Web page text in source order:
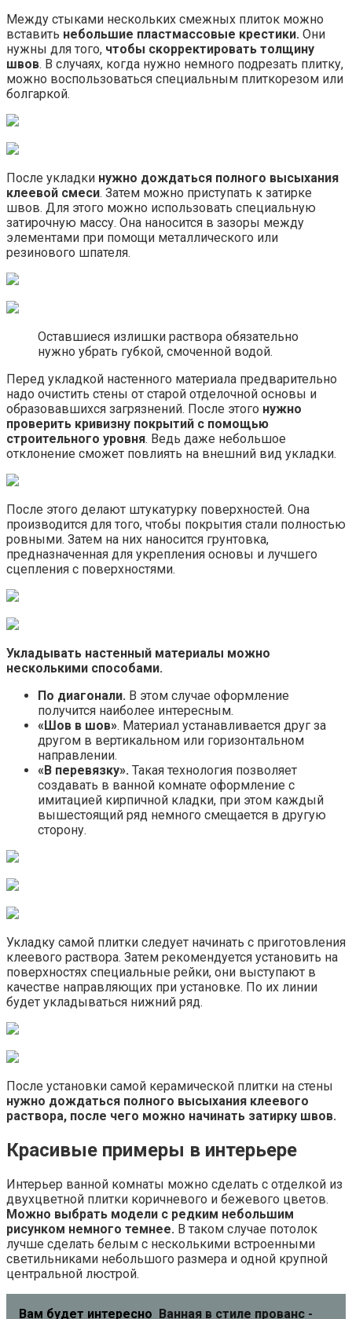
Между стыками нескольких смежных плиток можно
вставить небольшие пластмассовые крестики. Они
нужны для того, чтобы скорректировать толщину
швов. В случаях, когда нужно немного подрезать плитку,
можно воспользоваться специальным плиткорезом или
болгаркой.
После укладки нужно дождаться полного высыхания
клеевой смеси. Затем можно приступать к затирке
швов. Для этого можно использовать специальную
затирочную массу. Она наносится в зазоры между
элементами при помощи металлического или
резинового шпателя.
Оставшиеся излишки раствора обязательно
нужно убрать губкой, смоченной водой.
Перед укладкой настенного материала предварительно
надо очистить стены от старой отделочной основы и
образовавшихся загрязнений. После этого нужно
проверить кривизну покрытий с помощью
строительного уровня. Ведь даже небольшое
отклонение сможет повлиять на внешний вид укладки.
После этого делают штукатурку поверхностей. Она
производится для того, чтобы покрытия стали полностью
ровными. Затем на них наносится грунтовка,
предназначенная для укрепления основы и лучшего
сцепления с поверхностями.
Укладывать настенный материалы можно
несколькими способами.
По диагонали. В этом случае оформление
получится наиболее интересным.
«Шов в шов». Материал устанавливается друг за
другом в вертикальном или горизонтальном
направлении.
«В перевязку». Такая технология позволяет
создавать в ванной комнате оформление с
имитацией кирпичной кладки, при этом каждый
вышестоящий ряд немного смещается в другую
сторону.
Укладку самой плитки следует начинать с приготовления
клеевого раствора. Затем рекомендуется установить на
поверхностях специальные рейки, они выступают в
качестве направляющих при установке. По их линии
будет укладываться нижний ряд.
После установки самой керамической плитки на стены
нужно дождаться полного высыхания клеевого
раствора, после чего можно начинать затирку швов.
Красивые примеры в интерьере
Интерьер ванной комнаты можно сделать с отделкой из
двухцветной плитки коричневого и бежевого цветов.
Можно выбрать модели с редким небольшим
рисунком немного темнее. В таком случае потолок
лучше сделать белым с несколькими встроенными
светильниками небольшого размера и одной крупной
центральной люстрой.
Вам будет интересно Ванная в стиле прованс -